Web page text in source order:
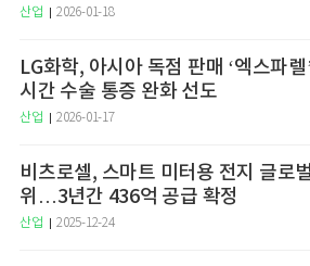
산업 2026-01-18
LG화학, 아시아 독점 판매 ‘엑스파렐
시간 수술 통증 완화 선도
산업 2026-01-17
비츠로셀, 스마트 미터용 전지 글로
위…3년간 436억 공급 확정
산업 2025-12-24